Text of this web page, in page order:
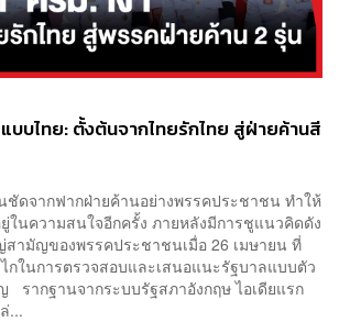
บบไทย: ตั้งต้นจากไทยรักไทย สู่ฝ่ายค้านสี
ชัดจากฟากฝ่ายค้านอย่างพรรคประชาชน ทำให้
ยู่ในความสนใจอีกครั้ง ภายหลังมีการชูแนวคิดดัง
ามัญของพรรคประชาชนเมื่อ 26 เมษายน ที่
กในการตรวจสอบและเสนอแนะรัฐบาลแบบตัว
ากฐานจากระบบรัฐสภาอังกฤษ ไอเดียแรก
...